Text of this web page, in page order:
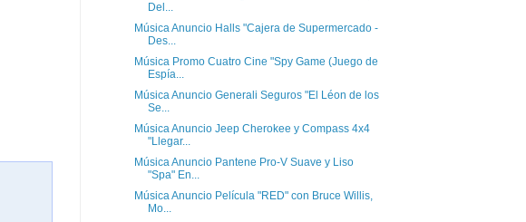
Del...
Música Anuncio Halls "Cajera de Supermercado -
Des...
Música Promo Cuatro Cine "Spy Game (Juego de
Espía...
Música Anuncio Generali Seguros "El Léon de los
Se...
Música Anuncio Jeep Cherokee y Compass 4x4
"Llegar...
Música Anuncio Pantene Pro-V Suave y Liso
"Spa" En...
Música Anuncio Película "RED" con Bruce Willis,
Mo...